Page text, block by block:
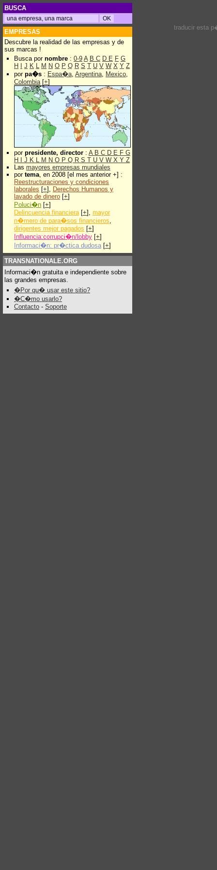
BUSCA
EMPRESAS
Descubre la realidad de las empresas y de
sus marcas !
Busca por nombre : 0-9 A B C D E F G
H
J K L M N O P Q R S T U V W X Y Z
por pa�s : Espa�a, Argentina, Mexico,
Colombia[+]
por presidente, director : A B C D E F G
H
J K L M N O P Q R S T U V W X Y Z
Las mayores empresas mundiales
por tema, en 2008 [el mes anterior +] :
Reestructuraciones y condiciones
laborales [+], Derechos Humanos y
lavado de dinero [+]
Poluci�n [+]
Delincuencia financiera[+], mayor
n�mero de para�sos financieros,
dirigentes mejor pagados [+]
Influencia:corrupci�n/lobby [+]
Informaci�n: pr�ctica dudosa [+]
TRANSNATIONALE.ORG
Informaci�n gratuita e independiente sobre
las grandes empresas.
�Por qu� usar este sitio?
�C�mo usarlo?
Contacto - Soporte
traducir esta